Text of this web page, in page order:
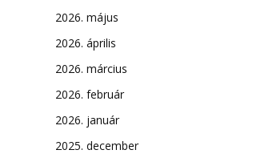
2026. május
2026. április
2026. március
2026. február
2026. január
2025. december